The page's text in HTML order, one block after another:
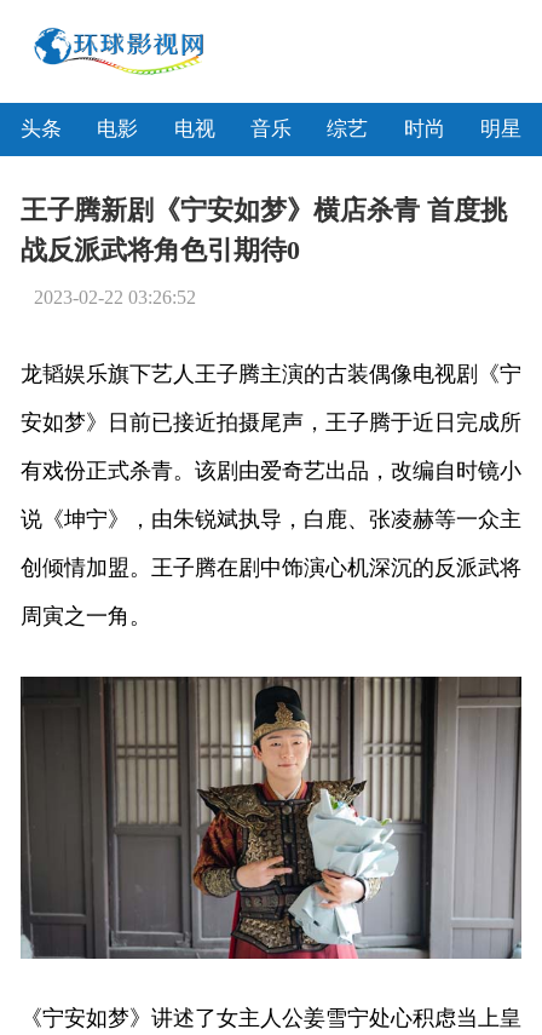
头条 电影 电视 音乐 综艺 时尚 明星
王子腾新剧《宁安如梦》横店杀青 首度挑
战反派武将角色引期待0
2023-02-22 03:26:52
龙韬娱乐旗下艺人王子腾主演的古装偶像电视剧《宁
安如梦》日前已接近拍摄尾声，王子腾于近日完成所
有戏份正式杀青。该剧由爱奇艺出品，改编自时镜小
说《坤宁》，由朱锐斌执导，白鹿、张凌赫等一众主
创倾情加盟。王子腾在剧中饰演心机深沉的反派武将
周寅之一角。
《宁安如梦》讲述了女主人公姜雪宁处心积虑当上皇